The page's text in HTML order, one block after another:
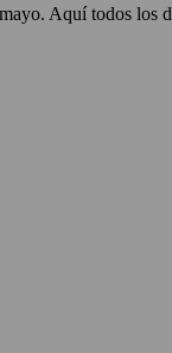
Aquí todos los